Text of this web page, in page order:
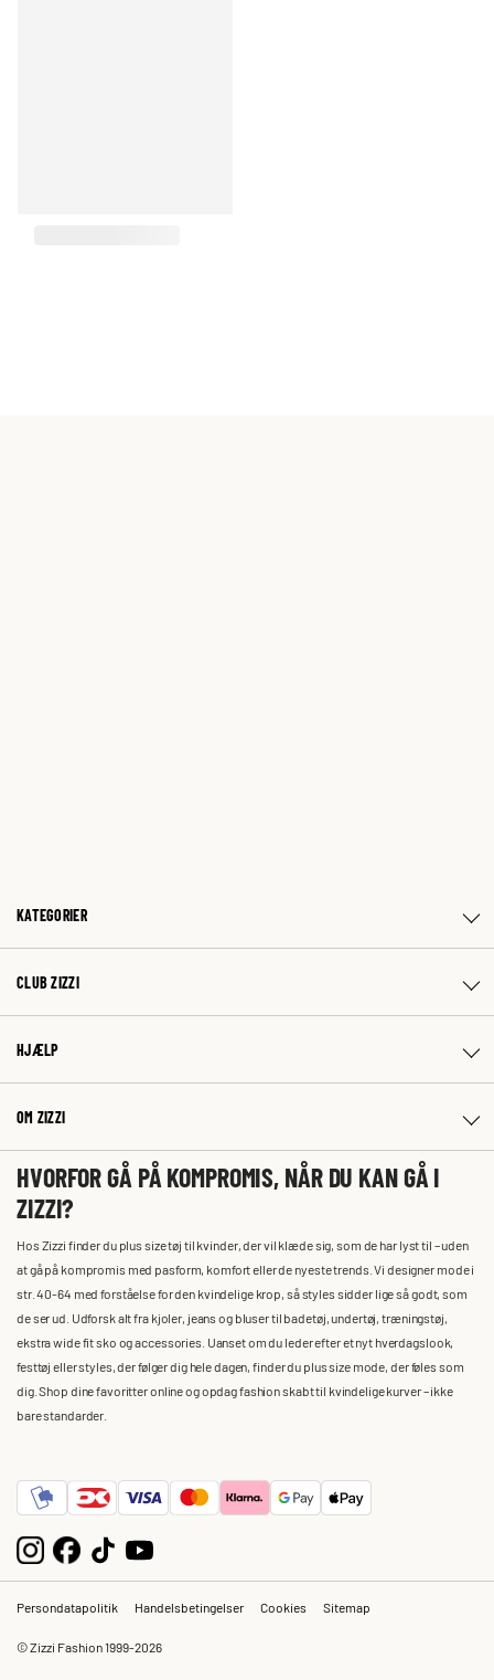
KATEGORIER
CLUB ZIZZI
HJÆLP
OM ZIZZI
HVORFOR GÅ PÅ KOMPROMIS, NÅR DU KAN GÅ I
ZIZZI?
Hos Zizzi finder du plus size tøj til kvinder, der vil klæde sig, som de har lyst til – uden
at gå på kompromis med pasform, komfort eller de nyeste trends. Vi designer mode i
str. 40-64 med forståelse for den kvindelige krop, så styles sidder lige så godt, som
de ser ud. Udforsk alt fra kjoler, jeans og bluser til badetøj, undertøj, træningstøj,
ekstra wide fit sko og accessories. Uanset om du leder efter et nyt hverdagslook,
festtøj eller styles, der følger dig hele dagen, finder du plus size mode, der føles som
dig. Shop dine favoritter online og opdag fashion skabt til kvindelige kurver – ikke
bare standarder.
Persondatapolitik Handelsbetingelser Cookies Sitemap
© Zizzi Fashion 1999-2026